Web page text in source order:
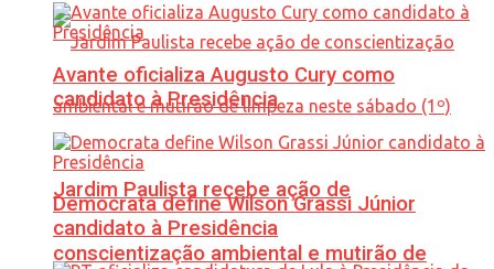
Jardim Paulista recebe ação de
conscientização ambiental e mutirão de
Avante oficializa Augusto Cury como
candidato à Presidência
Democrata define Wilson Grassi Júnior
candidato à Presidência